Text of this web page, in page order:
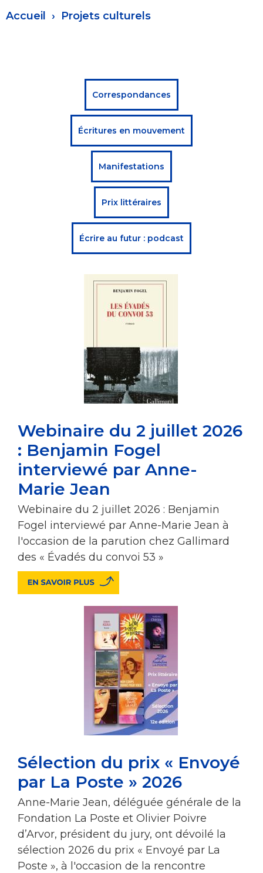
Fil
Accueil Projets culturels
Menu
projets
culturels
Correspondances
Écritures en mouvement
Manifestations
Prix littéraires
Écrire au futur : podcast
Webinaire du 2 juillet 2026
: Benjamin Fogel
interviewé par Anne-
Marie Jean
Webinaire du 2 juillet 2026 : Benjamin
Fogel interviewé par Anne-Marie Jean à
l'occasion de la parution chez Gallimard
des « Évadés du convoi 53 »
Sélection du prix « Envoyé
par La Poste » 2026
Anne-Marie Jean, déléguée générale de la
Fondation La Poste et Olivier Poivre
d’Arvor, président du jury, ont dévoilé la
sélection 2026 du prix « Envoyé par La
Poste », à l'occasion de la rencontre